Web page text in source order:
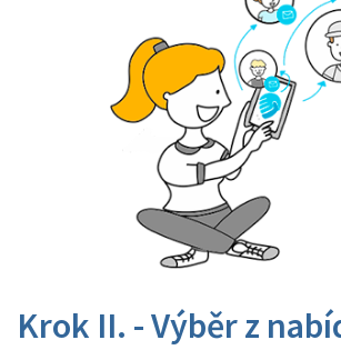
Krok II. - Výběr z